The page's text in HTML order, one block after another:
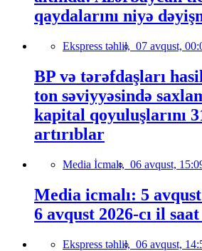
qaydalarını niyə
Ekspress təhlil, 07 avqust,
BP və tərəfdaşları
ton səviyyəsində
kapital qoyuluşlarını
artırıblar
Media İcmalı, 06 avqust,
Media icmalı: 5
6 avqust 2026-cı il
Ekspress təhlil, 06 avqust,